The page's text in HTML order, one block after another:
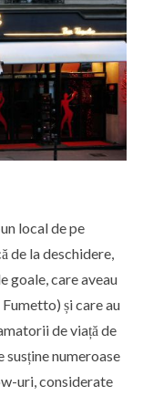
local de pe
de la deschidere,
goale, care aveau
și care au
de viață de
numeroase
uri, considerate